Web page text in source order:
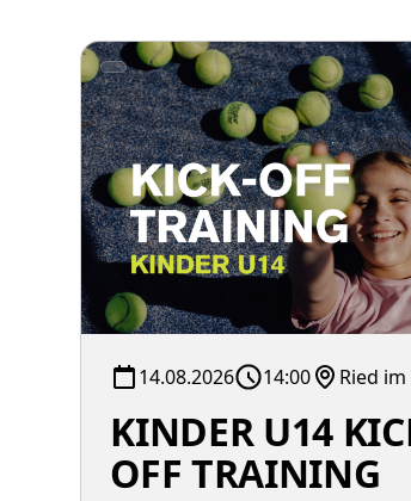
14.08.2026 14:00 Ried
KINDER U14
OFF TRAINING